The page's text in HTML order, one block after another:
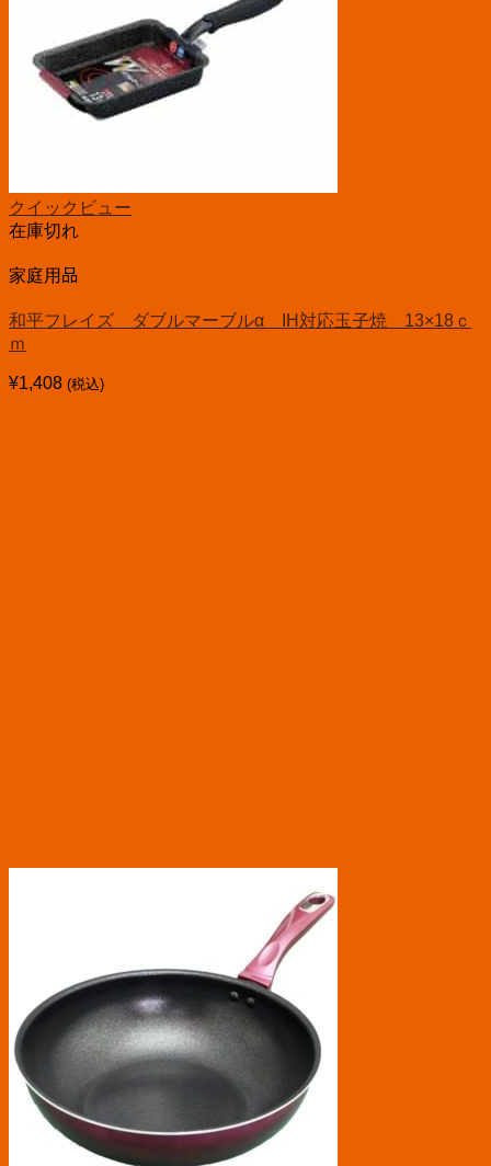
クイックビュー
在庫切れ
家庭用品
和平フレイズ ダブルマーブルα IH対応玉子焼 13×18ｃ
ｍ
¥1,408 (税込)